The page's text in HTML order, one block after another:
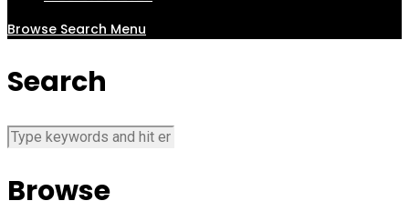
Browse Search Menu
Search
Browse